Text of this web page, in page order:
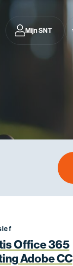
Mijn SNT
Office 365
Adobe CC